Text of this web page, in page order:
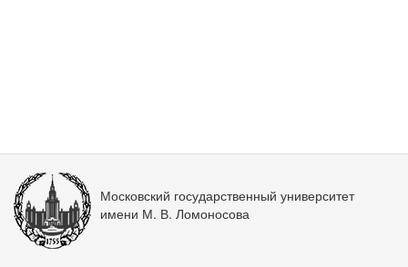
Московский государственный университет
имени М. В. Ломоносова